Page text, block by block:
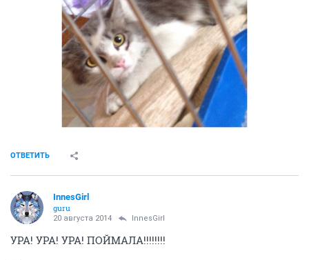
ОТВЕТИТЬ
InnesGirl
guru
20 августа 2014 InnesGirl
УРА! УРА! УРА! ПОЙМАЛА!!!!!!!!